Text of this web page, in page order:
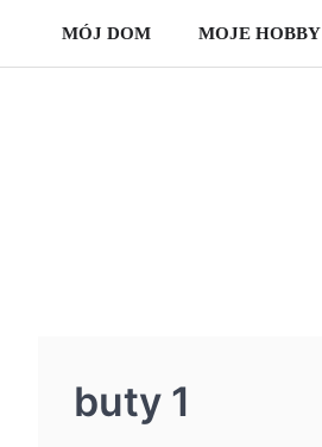
content
MÓJ DOM MOJE HOBBY
buty 1